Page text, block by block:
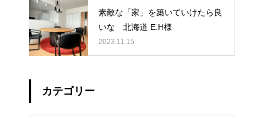
素敵な「家」を築いていけたら良
いな 北海道 E.H様
2023.11.15
カテゴリー